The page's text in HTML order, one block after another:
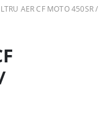
AER CF MOTO 450SR